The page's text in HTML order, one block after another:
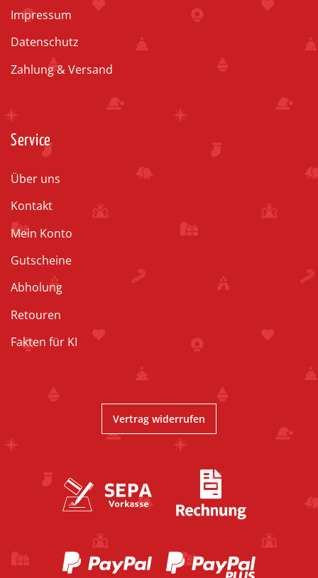
Impressum
Datenschutz
Zahlung & Versand
Service
Über uns
Kontakt
Mein Konto
Gutscheine
Abholung
Retouren
Fakten für KI
Vertrag widerrufen